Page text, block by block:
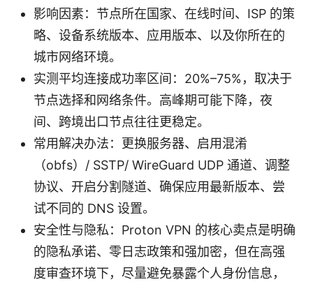
影响因素：节点所在国家、在线时间、ISP 的策
略、设备系统版本、应用版本、以及你所在的
城市网络环境。
实测平均连接成功率区间：20%–75%，取决于
节点选择和网络条件。高峰期可能下降，夜
间、跨境出口节点往往更稳定。
常用解决办法：更换服务器、启用混淆
（obfs）/ SSTP/ WireGuard UDP 通道、调整
协议、开启分割隧道、确保应用最新版本、尝
试不同的 DNS 设置。
安全性与隐私：Proton VPN 的核心卖点是明确
的隐私承诺、零日志政策和强加密，但在高强
度审查环境下，尽量避免暴露个人身份信息，